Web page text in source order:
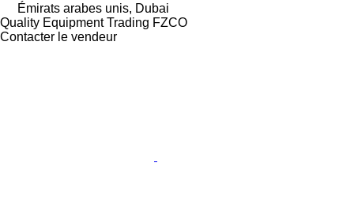
Émirats arabes unis, Dubai
Quality Equipment Trading FZCO
Contacter le vendeur